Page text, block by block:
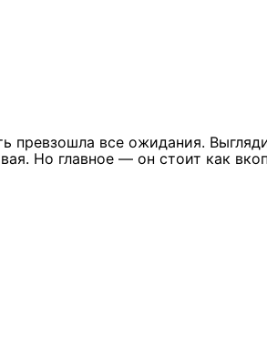
все ожидания.
Но главное — он стоит как